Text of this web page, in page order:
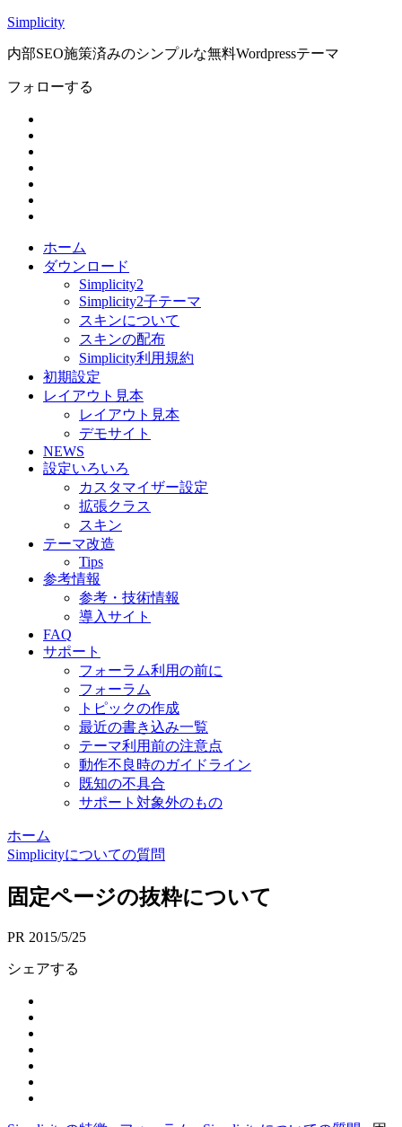
Simplicity
内部SEO施策済みのシンプルな無料Wordpressテーマ
フォローする
ホーム
ダウンロード
Simplicity2
Simplicity2子テーマ
スキンについて
スキンの配布
Simplicity利用規約
初期設定
レイアウト見本
レイアウト見本
デモサイト
NEWS
設定いろいろ
カスタマイザー設定
拡張クラス
スキン
テーマ改造
Tips
参考情報
参考・技術情報
導入サイト
FAQ
サポート
フォーラム利用の前に
フォーラム
トピックの作成
最近の書き込み一覧
テーマ利用前の注意点
動作不良時のガイドライン
既知の不具合
サポート対象外のもの
ホーム
Simplicityについての質問
固定ページの抜粋について
PR 2015/5/25
シェアする